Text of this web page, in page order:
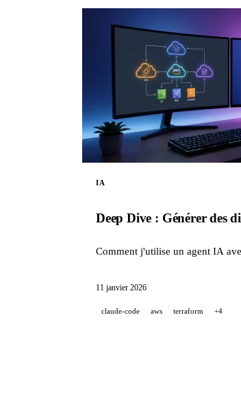
IA
Deep Dive : Générer des
Comment j'utilise un agent IA
11 janvier 2026
claude-code aws terraform +4